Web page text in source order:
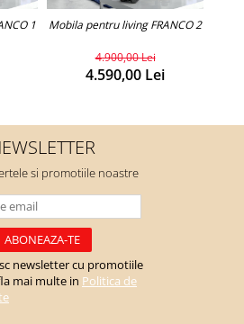
1 Mobila pentru living FRANCO 2
4.900,00 Lei
4.590,00 Lei
si promotiile noastre
newsletter cu promotiile
mai multe in Politica de